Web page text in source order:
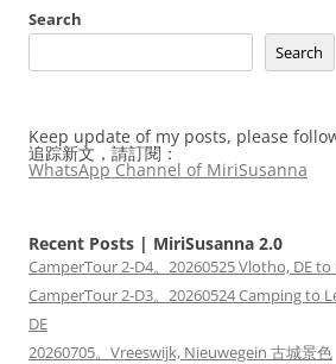
Search
Search
Keep update of my posts, please
追踪新文，請訂閱：
WhatsApp Channel of MiriSusanna
Recent Posts | MiriSusanna 2.0
CamperTour 2-D4。20260525 Vlotho, DE to
CamperTour 2-D3。20260524 Camping to
DE
20260705。Vreeswijk, Nieuwegein 古城景色